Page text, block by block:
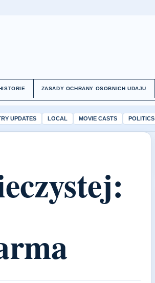
ZASADY OCHRANY OSOBNICH UDAJU
UPDATES LOCAL MOVIE CASTS POLITICS